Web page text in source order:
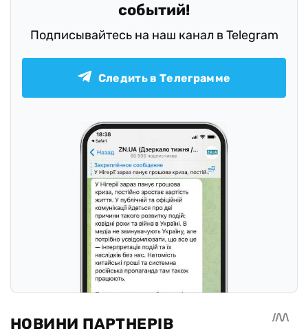
событий!
Подписывайтесь на наш канал в Telegram
Следить в Телеграмме